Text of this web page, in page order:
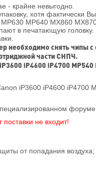
- крайне невыгодно.
хотя фактически
MP640 MX860 MX870
в печатающую головку.
необходимо снять чипы
части СНПЧ.
iP4600 iP4700 MP540
iP3600 iP4600 iP4700
форуме
не входит!
от попадания воздуха;